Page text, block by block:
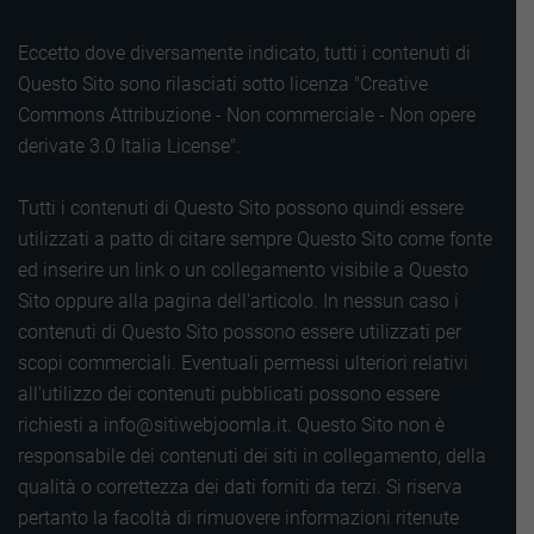
Eccetto dove diversamente indicato, tutti i contenuti di
Questo Sito sono rilasciati sotto licenza "Creative
Commons Attribuzione - Non commerciale - Non opere
derivate 3.0 Italia License".
Tutti i contenuti di Questo Sito possono quindi essere
utilizzati a patto di citare sempre Questo Sito come fonte
ed inserire un link o un collegamento visibile a Questo
Sito oppure alla pagina dell'articolo. In nessun caso i
contenuti di Questo Sito possono essere utilizzati per
scopi commerciali. Eventuali permessi ulteriori relativi
all'utilizzo dei contenuti pubblicati possono essere
richiesti a info@sitiwebjoomla.it. Questo Sito non è
responsabile dei contenuti dei siti in collegamento, della
qualità o correttezza dei dati forniti da terzi. Si riserva
pertanto la facoltà di rimuovere informazioni ritenute